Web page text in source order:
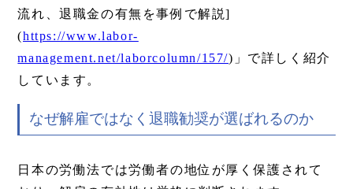
流れ、退職金の有無を事例で解説]
(https://www.labor-
management.net/laborcolumn/157/)」で詳しく紹介
しています。
なぜ解雇ではなく退職勧奨が選ばれるのか
日本の労働法では労働者の地位が厚く保護されて